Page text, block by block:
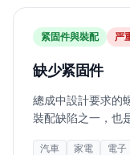
紧固件與裝配 严
缺少紧固件
總成中設計要求的
裝配缺陷之一，也
汽車 家電 電子